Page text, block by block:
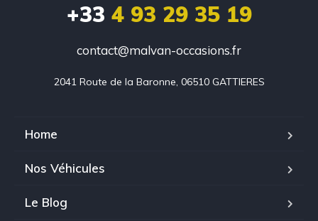
+33 4 93 29 35 19
contact@malvan-occasions.fr
2041 Route de la Baronne, 06510 GATTIERES
Home
Nos Véhicules
Le Blog